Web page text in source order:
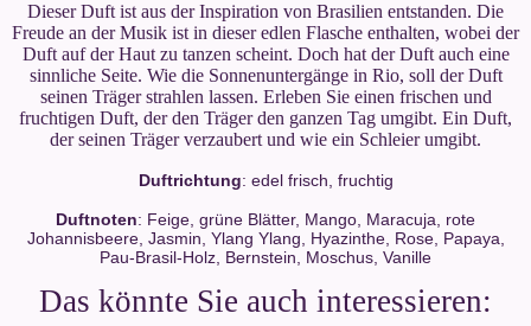
Dieser Duft ist aus der Inspiration von Brasilien entstanden. Die
Freude an der Musik ist in dieser edlen Flasche enthalten, wobei der
Duft auf der Haut zu tanzen scheint. Doch hat der Duft auch eine
sinnliche Seite. Wie die Sonnenuntergänge in Rio, soll der Duft
seinen Träger strahlen lassen. Erleben Sie einen frischen und
fruchtigen Duft, der den Träger den ganzen Tag umgibt. Ein Duft,
der seinen Träger verzaubert und wie ein Schleier umgibt.
Duftrichtung: edel frisch, fruchtig
Duftnoten: Feige, grüne Blätter, Mango, Maracuja, rote
Johannisbeere, Jasmin, Ylang Ylang, Hyazinthe, Rose, Papaya,
Pau-Brasil-Holz, Bernstein, Moschus, Vanille